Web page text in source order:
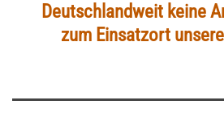
Deutschlandweit keine
zum Einsatzort